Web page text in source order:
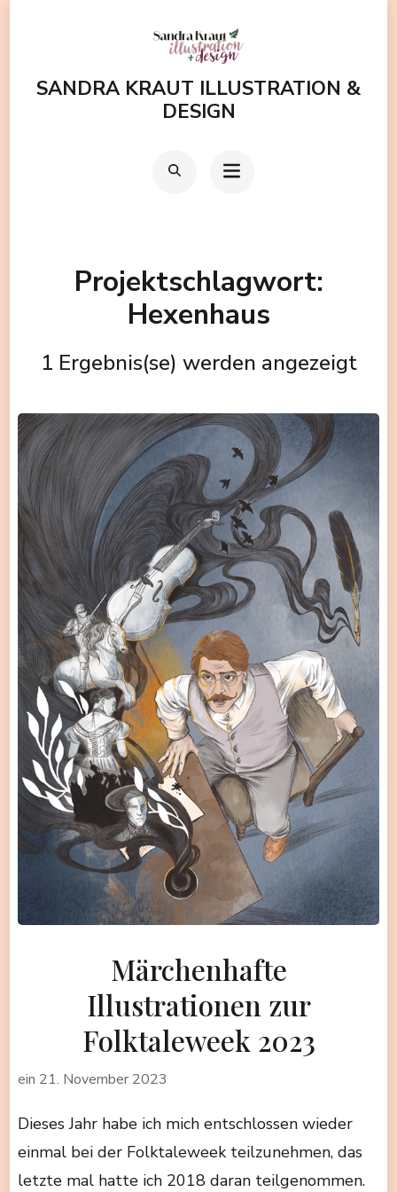
(EnterSANDRA KRAUT ILLUSTRATION &
DESIGN
Projektschlagwort:
Hexenhaus
1 Ergebnis(se) werden angezeigt
Märchenhafte
Illustrationen zur
Folktaleweek 2023
ein 21. November 2023
Dieses Jahr habe ich mich entschlossen wieder
einmal bei der Folktaleweek teilzunehmen, das
letzte mal hatte ich 2018 daran teilgenommen.